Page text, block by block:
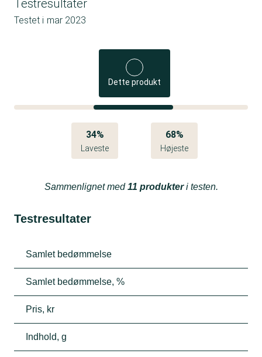
Testresultater
Testet i mar 2023
Dette produkt
34%
Laveste
68%
Højeste
Sammenlignet med11 produkteri testen.
Testresultater
Samlet bedømmelse
Samlet bedømmelse, %
Pris, kr
Indhold, g